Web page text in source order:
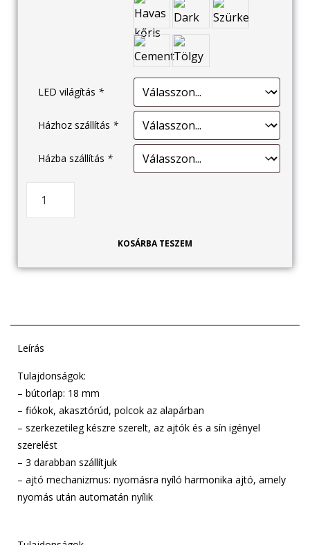
LED világítás *
Házhoz szállítás *
Házba szállítás *
KOSÁRBA TESZEM
Leírás
Tulajdonságok:
– bútorlap: 18 mm
– fiókok, akasztórúd, polcok az alapárban
– szerkezetileg készre szerelt, az ajtók és a sín igényel
szerelést
– 3 darabban szállítjuk
– ajtó mechanizmus: nyomásra nyíló harmonika ajtó, amely
nyomás után automatán nyílik